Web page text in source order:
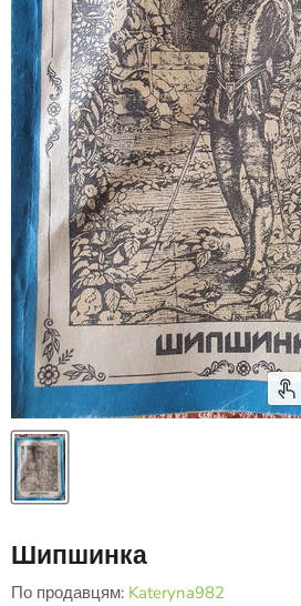
Шипшинка
По продавцям: Kateryna982